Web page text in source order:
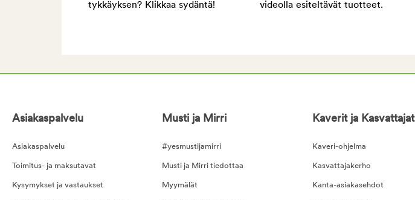
tykkäyksen? Klikkaa sydäntä!
videolla esiteltävät tuotteet.
Asiakaspalvelu
Asiakaspalvelu
Toimitus- ja maksutavat
Kysymykset ja vastaukset
Musti ja Mirri
#yesmustijamirri
Musti ja Mirri tiedottaa
Myymälät
Kaverit ja Kasvattajat
Kaveri-ohjelma
Kasvattajakerho
Kanta-asiakasehdot